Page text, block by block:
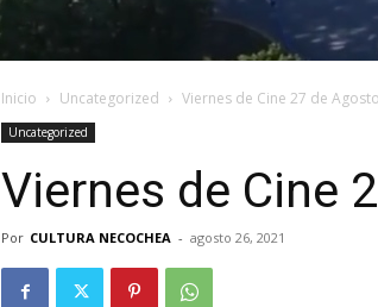
Inicio Uncategorized Viernes de Cine 27 de
Uncategorized
Viernes de Cine
Por CULTURA NECOCHEA - agosto 26, 2021